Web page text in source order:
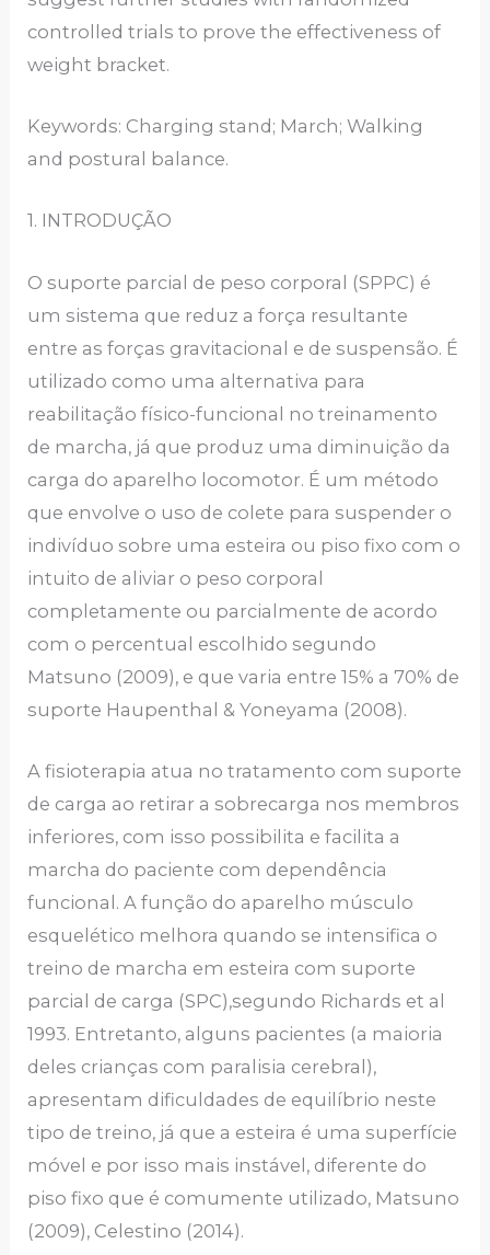
controlled trials to prove the effectiveness of
weight bracket.
Keywords: Charging stand; March; Walking
and postural balance.
1. INTRODUÇÃO
O suporte parcial de peso corporal (SPPC) é
um sistema que reduz a força resultante
entre as forças gravitacional e de suspensão. É
utilizado como uma alternativa para
reabilitação físico-funcional no treinamento
de marcha, já que produz uma diminuição da
carga do aparelho locomotor. É um método
que envolve o uso de colete para suspender o
indivíduo sobre uma esteira ou piso fixo com o
intuito de aliviar o peso corporal
completamente ou parcialmente de acordo
com o percentual escolhido segundo
Matsuno (2009), e que varia entre 15% a 70% de
suporte Haupenthal & Yoneyama (2008).
A fisioterapia atua no tratamento com suporte
de carga ao retirar a sobrecarga nos membros
inferiores, com isso possibilita e facilita a
marcha do paciente com dependência
funcional. A função do aparelho músculo
esquelético melhora quando se intensifica o
treino de marcha em esteira com suporte
parcial de carga (SPC),segundo Richards et al
1993. Entretanto, alguns pacientes (a maioria
deles crianças com paralisia cerebral),
apresentam dificuldades de equilíbrio neste
tipo de treino, já que a esteira é uma superfície
móvel e por isso mais instável, diferente do
piso fixo que é comumente utilizado, Matsuno
(2009), Celestino (2014).